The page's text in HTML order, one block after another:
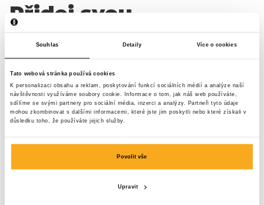
Souhlas Detaily Více o cookies
Tato webová stránka používá cookies
K personalizaci obsahu a reklam, poskytování funkcí sociálních médií a analýze naší
návštěvnosti využíváme soubory cookie. Informace o tom, jak náš web používáte,
sdílíme se svými partnery pro sociální média, inzerci a analýzy. Partneři tyto údaje
mohou zkombinovat s dalšími informacemi, které jste jim poskytli nebo které získali v
důsledku toho, že používáte jejich služby.
Povolit vše
Upravit
Zadej své údaje.
Tímto si vytvoříš účet a obdržíš svůj první boxerky zdarma.
Přidej svou
Kam ti můžeme boxerky doručit?
Země